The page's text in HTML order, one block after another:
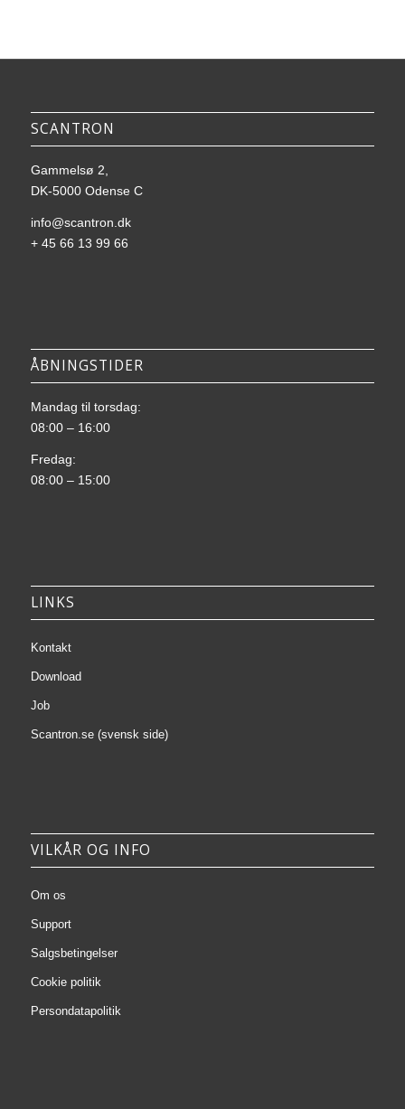
SCANTRON
Gammelsø 2,
DK-5000 Odense C
info@scantron.dk
+ 45 66 13 99 66
ÅBNINGSTIDER
Mandag til torsdag:
08:00 – 16:00
Fredag:
08:00 – 15:00
LINKS
Kontakt
Download
Job
Scantron.se (svensk side)
VILKÅR OG INFO
Om os
Support
Salgsbetingelser
Cookie politik
Persondatapolitik